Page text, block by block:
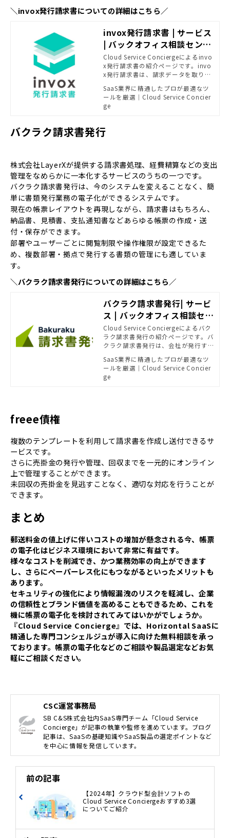
＼invox発行請求書についての詳細はこちら／
invox発行請求書 | サービス
| バックオフィス相談センタ
ー - SB C&Sがおすすめする
法務・経理ソリューション |
powered by Cloud Servic
e Concierge
Cloud Service Conciergeによるinvo
x発行請求書の紹介ページです。invo
x発行請求書は、請求データを取り込
でも電子でもインボイス制度に対応
した適格請求書を発行。売上計上や
入金消込・督促まで自動化する請求
SaaS業界に精通したプロが最適なツ
ールを厳選｜Cloud Service Concier
ge
バクラク請求書発行
株式会社LayerXが提供する請求書処理、経費精算などの支出
管理をなめらかに一本化するサービスのうちの一つです。
バクラク請求書発行は、今のシステムを変えることなく、簡
単に書類発行業務の電子化ができるシステムです。
現在の帳票レイアウトを再現しながら、請求書はもちろん、
納品書、見積書、支払通知書などあらゆる帳票の作成・送
付・保存ができます。
​​​​​​​部署やユーザーごとに閲覧制限や操作権限が設定できるた
め、複数部署・拠点で発行する書類の管理にも適していま
す。
＼バクラク請求書発行についての詳細はこちら／
バクラク請求書発行| サービ
ス | バックオフィス相談セン
ター - SB C&Sがおすすめす
る法務・経理ソリューショ
ン | powered by Cloud Se
rvice Concierge
Cloud Service Conciergeによるバク
ラク請求書発行の紹介ページです。バ
クラク請求書発行は、会社が発行す
きるサービスです。請求書、支払通知
書、納品書、見積書等あらゆる発行
書類の作成・送付・保存が可能です。
SaaS業界に精通したプロが最適なツ
ールを厳選｜Cloud Service Concier
ge
freee債権
複数のテンプレートを利用して請求書を作成し送付できるサ
ービスです。
さらに売掛金の発行や管理、回収までを一元的にオンライン
上で管理することができます。
未回収の売掛金を見逃すことなく、適切な対応を行うことが
できます。
まとめ
郵送料金の値上げに伴いコストの増加が懸念される今、帳票
の電子化はビジネス環境において非常に有益です。
様々なコストを削減でき、かつ業務効率の向上ができます
し、さらにペーパーレス化にもつながるといったメリットも
あります。
セキュリティの強化により情報漏洩のリスクを軽減し、企業
の信頼性とブランド価値を高めることもできるため、これを
機に帳票の電子化を検討されてみてはいかがでしょうか。
『Cloud Service Concierge』では、Horizontal SaaSに
精通した専門コンシェルジュが導入に向けた無料相談を承っ
ております。帳票の電子化などのご相談や製品選定などお気
軽にご相談ください。
CSC運営事務局
SB C&S株式会社内SaaS専門チーム「Cloud Service
Concierge」が記事の執筆や監修を進めています。ブログ
記事は、SaaSの基礎知識やSaaS製品の選定ポイントなど
を中心に情報を発信しています。
前の記事
【2024年】クラウド型会計ソフトの
Cloud Service Conciergeおすすめ3選
についてご紹介